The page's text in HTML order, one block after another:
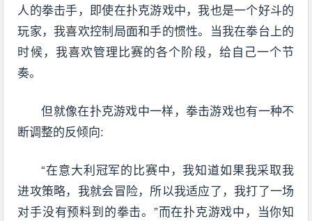
人的拳击手，即使在扑克游戏中，我也是一个好斗的
玩家，我喜欢控制局面和手的惯性。当我在拳台上的
时候，我喜欢管理比赛的各个阶段，给自己一个节
奏。
但就像在扑克游戏中一样，拳击游戏也有一种不
断调整的反倾向:
“在意大利冠军的比赛中，我知道如果我采取我
进攻策略，我就会冒险，所以我适应了，我打了一场
对手没有预料到的拳击。”而在扑克游戏中，当你知